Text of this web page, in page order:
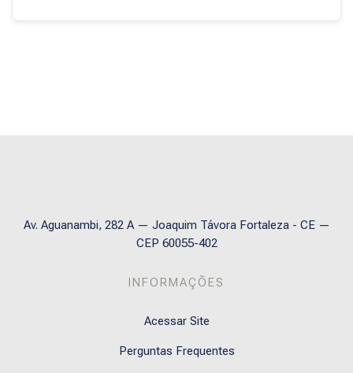
Av. Aguanambi, 282 A — Joaquim Távora Fortaleza - CE —
CEP 60055-402
INFORMAÇÕES
Acessar Site
Perguntas Frequentes